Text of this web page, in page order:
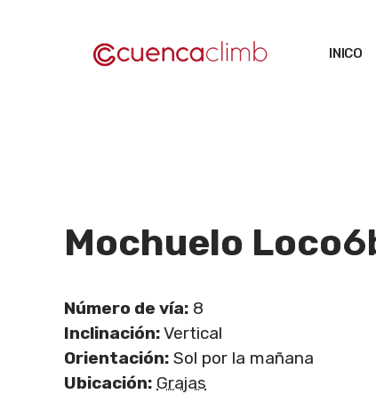
INICO
Mochuelo Loco
Número de vía: 8
Inclinación:Vertical
Orientación: Sol por la mañana
Ubicación: Grajas